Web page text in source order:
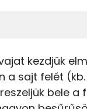
vitaminok
kezdjük
a sajt felét
bele